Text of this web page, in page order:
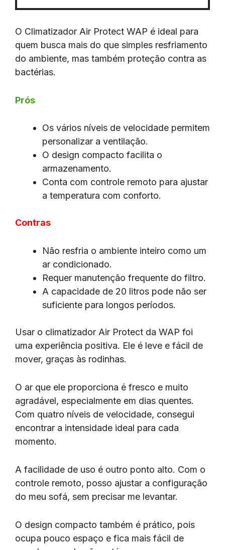
O Climatizador Air Protect WAP é ideal para
quem busca mais do que simples resfriamento
do ambiente, mas também proteção contra as
bactérias.
Prós
Os vários níveis de velocidade permitem
personalizar a ventilação.
O design compacto facilita o
armazenamento.
Conta com controle remoto para ajustar
a temperatura com conforto.
Contras
Não resfria o ambiente inteiro como um
ar condicionado.
Requer manutenção frequente do filtro.
A capacidade de 20 litros pode não ser
suficiente para longos períodos.
Usar o climatizador Air Protect da WAP foi
uma experiência positiva. Ele é leve e fácil de
mover, graças às rodinhas.
O ar que ele proporciona é fresco e muito
agradável, especialmente em dias quentes.
Com quatro níveis de velocidade, consegui
encontrar a intensidade ideal para cada
momento.
A facilidade de uso é outro ponto alto. Com o
controle remoto, posso ajustar a configuração
do meu sofá, sem precisar me levantar.
O design compacto também é prático, pois
ocupa pouco espaço e fica mais fácil de